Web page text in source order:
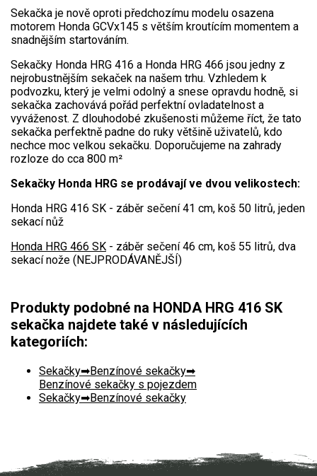
Aku STIHL
Aku AL-KO
Štípačka na dřevo
VARI
VARI malotraktory
VARI multifunkční nosiče
Sněhové frézy
Kultivátory
Nůžky na živý plot
Vysavače a foukače
Štěpkovače a drtiče
Elektrické tříkolky
Sekačka je nově oproti předchozímu modelu osazena
motorem Honda GCVx145 s větším kroutícím momentem a
snadnějším startováním.
Sekačky Honda HRG 416 a Honda HRG 466 jsou jedny z
nejrobustnějším sekaček na našem trhu. Vzhledem k
podvozku, který je velmi odolný a snese opravdu hodně, si
sekačka zachovává pořád perfektní ovladatelnost a
vyváženost. Z dlouhodobé zkušenosti můžeme říct, že tato
sekačka perfektně padne do ruky většině uživatelů, kdo
nechce moc velkou sekačku. Doporučujeme na zahrady
rozloze do cca 800 m²
Sekačky Honda HRG se prodávají ve dvou velikostech:
Honda HRG 416 SK - záběr sečení 41 cm, koš 50 litrů, jeden
sekací nůž
Honda HRG 466 SK - záběr sečení 46 cm, koš 55 litrů, dva
sekací nože (NEJPRODÁVANĚJŠÍ)
Produkty podobné na HONDA HRG 416 SK
sekačka najdete také v následujících
kategoriích:
Sekačky
Benzínové sekačky
Benzínové sekačky s pojezdem
Sekačky
Benzínové sekačky